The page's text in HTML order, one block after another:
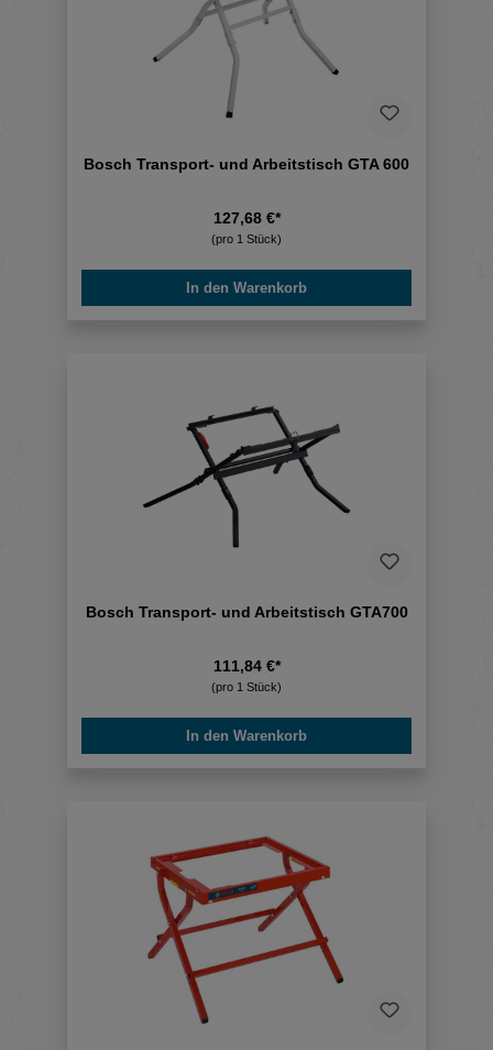
Bosch Transport- und Arbeitstisch GTA 600
127,68 €*
(pro 1 Stück)
In den Warenkorb
Bosch Transport- und Arbeitstisch GTA700
111,84 €*
(pro 1 Stück)
In den Warenkorb